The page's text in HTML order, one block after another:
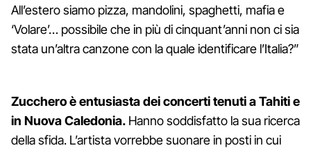
All’estero siamo pizza, mandolini, spaghetti, mafia e
‘Volare’… possibile che in più di cinquant’anni non ci sia
stata un’altra canzone con la quale identificare l’Italia?”
Zucchero è entusiasta dei concerti tenuti a Tahiti e
in Nuova Caledonia. Hanno soddisfatto la sua ricerca
della sfida. L’artista vorrebbe suonare in posti in cui